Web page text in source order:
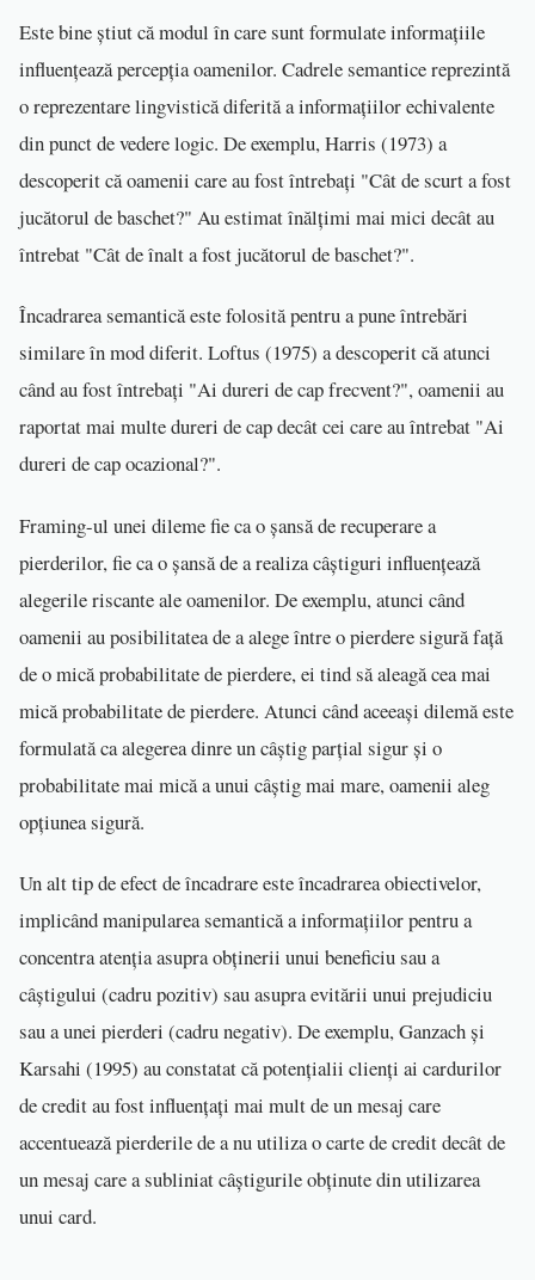
Este bine știut că modul în care sunt formulate informațiile
influențează percepția oamenilor. Cadrele semantice reprezintă
o reprezentare lingvistică diferită a informațiilor echivalente
din punct de vedere logic. De exemplu, Harris (1973) a
descoperit că oamenii care au fost întrebați "Cât de scurt a fost
jucătorul de baschet?" Au estimat înălțimi mai mici decât au
întrebat "Cât de înalt a fost jucătorul de baschet?".
Încadrarea semantică este folosită pentru a pune întrebări
similare în mod diferit. Loftus (1975) a descoperit că atunci
când au fost întrebați "Ai dureri de cap frecvent?", oamenii au
raportat mai multe dureri de cap decât cei care au întrebat "Ai
dureri de cap ocazional?".
Framing-ul unei dileme fie ca o șansă de recuperare a
pierderilor, fie ca o șansă de a realiza câștiguri influențează
alegerile riscante ale oamenilor. De exemplu, atunci când
oamenii au posibilitatea de a alege între o pierdere sigură față
de o mică probabilitate de pierdere, ei tind să aleagă cea mai
mică probabilitate de pierdere. Atunci când aceeași dilemă este
formulată ca alegerea dinre un câștig parțial sigur și o
probabilitate mai mică a unui câștig mai mare, oamenii aleg
opțiunea sigură.
Un alt tip de efect de încadrare este încadrarea obiectivelor,
implicând manipularea semantică a informațiilor pentru a
concentra atenția asupra obținerii unui beneficiu sau a
câștigului (cadru pozitiv) sau asupra evitării unui prejudiciu
sau a unei pierderi (cadru negativ). De exemplu, Ganzach și
Karsahi (1995) au constatat că potențialii clienți ai cardurilor
de credit au fost influențați mai mult de un mesaj care
accentuează pierderile de a nu utiliza o carte de credit decât de
un mesaj care a subliniat câștigurile obținute din utilizarea
unui card.